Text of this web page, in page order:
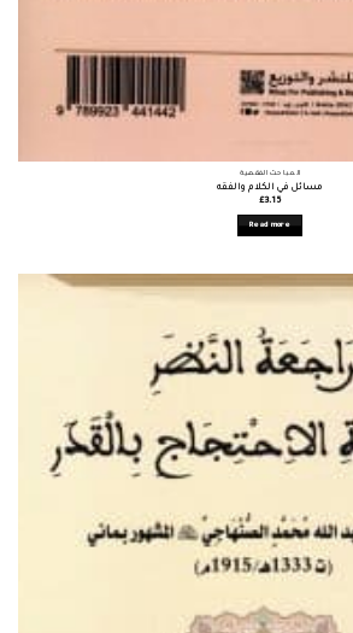
المباحث الفقهية
مسائل في الكلام والفقه
£3.15
Read more